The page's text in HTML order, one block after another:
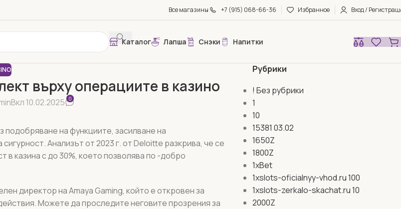
Все магазины +7 (915) 068-66-36 Избранное Вход /
Каталог Лапша Снэки Напитки
върху операциите в казино
Вкл 10.02.2025 0
подобряване на функциите, засилване на
Анализът от 2023 г. от Deloitte разкрива, че се
в казина с до 30%, което позволява по -добро
директор на Amaya Gaming, който е откровен за
Можете да проследите неговите прозрения за
Рубрики
! Без рубрики
1
10
15381 03.02
1650Z
1800Z
1xBet
1xslots-oficialnyy-vhod.ru 100
1xslots-zerkalo-skachat.ru 10
2000Z